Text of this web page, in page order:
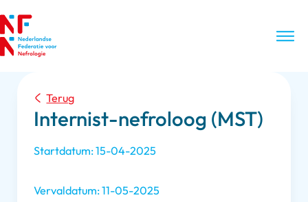
Terug
Internist-nefroloog (MST)
Startdatum: 15-04-2025
Vervaldatum: 11-05-2025